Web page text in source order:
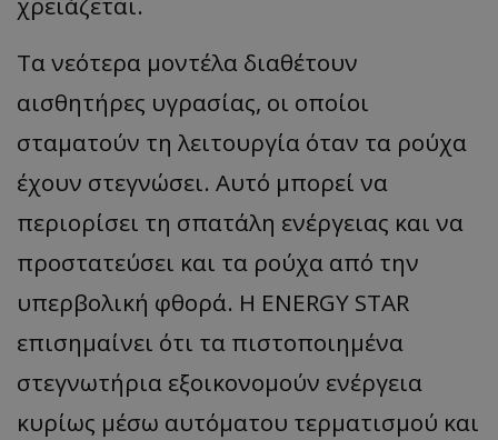
Τα νεότερα μοντέλα διαθέτουν
αισθητήρες υγρασίας, οι οποίοι
σταματούν τη λειτουργία όταν τα ρούχα
έχουν στεγνώσει. Αυτό μπορεί να
περιορίσει τη σπατάλη ενέργειας και να
προστατεύσει και τα ρούχα από την
υπερβολική φθορά. Η ENERGY STAR
επισημαίνει ότι τα πιστοποιημένα
στεγνωτήρια εξοικονομούν ενέργεια
κυρίως μέσω αυτόματου τερματισμού και